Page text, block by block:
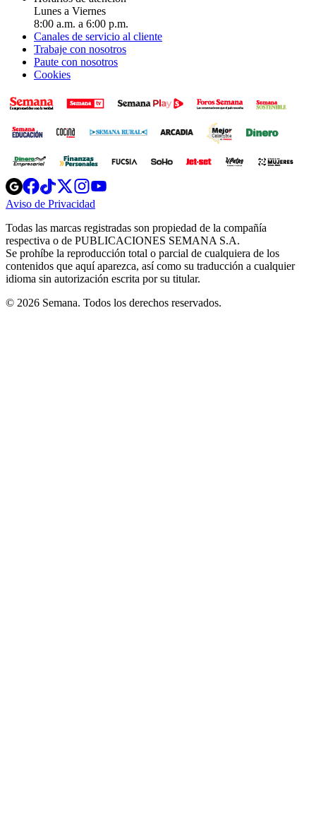
Lunes a Viernes
8:00 a.m. a 6:00 p.m.
Canales de servicio al cliente
Trabaje con nosotros
Paute con nosotros
Cookies
Opens
in
new
Opens
in
new
Opens
in
new
window
Opens
new
windowwindow
Aviso de Privacidad
new
window
Todas las marcas registradas son propiedad de la compañía
respectiva o de PUBLICACIONES SEMANA S.A.
Se prohíbe la reproducción total o parcial de cualquiera de los
contenidos que aquí aparezca, así como su traducción a cualquier
idioma sin autorización escrita por su titular.
© 2026 Semana. Todos los derechos reservados.